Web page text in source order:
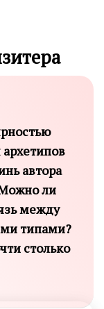
архетипов
автора
ли
между
типами?
столько